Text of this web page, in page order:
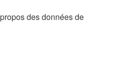
des données de